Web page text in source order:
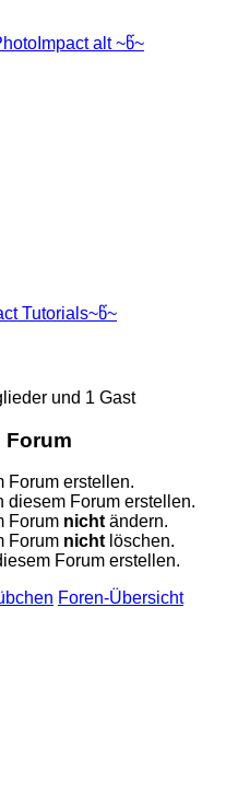
alt ~წ~
Tutorials~წ~
und 1 Gast
Forum
Forum erstellen.
Forum erstellen.
Forum nichtändern.
Forum nichtlöschen.
Forum erstellen.
Foren-Übersicht